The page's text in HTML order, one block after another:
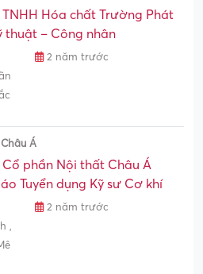
Hóa chất Trường Phát
thuật – Công nhân
2 năm trước
Á
phần Nội thất Châu Á
Tuyển dụng Kỹ sư Cơ khí
2 năm trước
,